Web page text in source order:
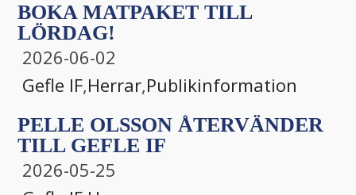
BOKA MATPAKET TILL
LÖRDAG!
2026-06-02
Gefle IF,Herrar,Publikinformation
PELLE OLSSON ÅTERVÄNDER
TILL GEFLE IF
2026-05-25